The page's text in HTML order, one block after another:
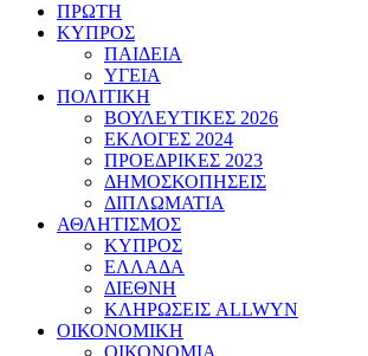
ΠΡΩΤΗ
ΚΥΠΡΟΣ
ΠΑΙΔΕΙΑ
ΥΓΕΙΑ
ΠΟΛΙΤΙΚΗ
ΒΟΥΛΕΥΤΙΚΕΣ 2026
ΕΚΛΟΓΕΣ 2024
ΠΡΟΕΔΡΙΚΕΣ 2023
ΔΗΜΟΣΚΟΠΗΣΕΙΣ
ΔΙΠΛΩΜΑΤΙΑ
ΑΘΛΗΤΙΣΜΟΣ
ΚΥΠΡΟΣ
ΕΛΛΑΔΑ
ΔΙΕΘΝΗ
ΚΛΗΡΩΣΕΙΣ ALLWYN
ΟΙΚΟΝΟΜΙΚΗ
ΟΙΚΟΝΟΜΙΑ